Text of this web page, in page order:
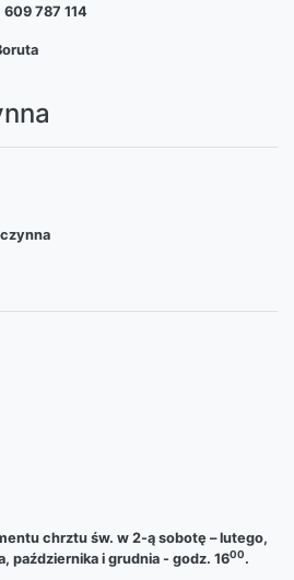
787 114
chrztu św. w 2-ą sobotę – lutego,
października i grudnia - godz. 1600.